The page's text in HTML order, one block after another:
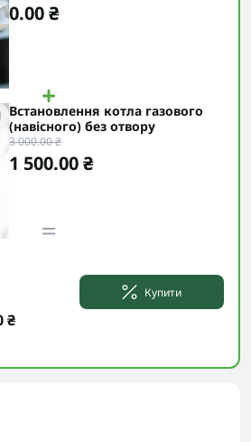
0.00 ₴
Встановлення котла газового
(навісного) без отвору
3 000.00 ₴
1 500.00 ₴
₴
Купити